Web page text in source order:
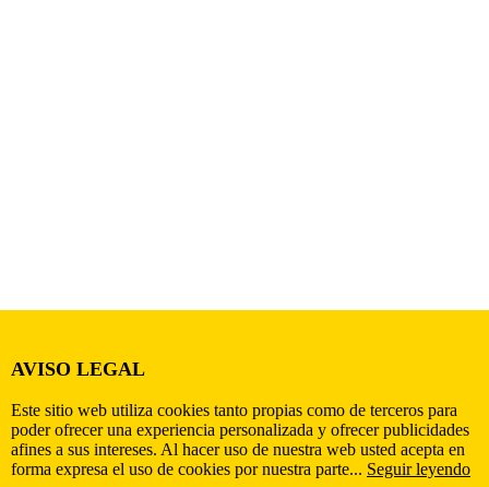
AVISO LEGAL
Este sitio web utiliza cookies tanto propias como de terceros para
poder ofrecer una experiencia personalizada y ofrecer publicidades
afines a sus intereses. Al hacer uso de nuestra web usted acepta en
forma expresa el uso de cookies por nuestra parte... Seguir leyendo